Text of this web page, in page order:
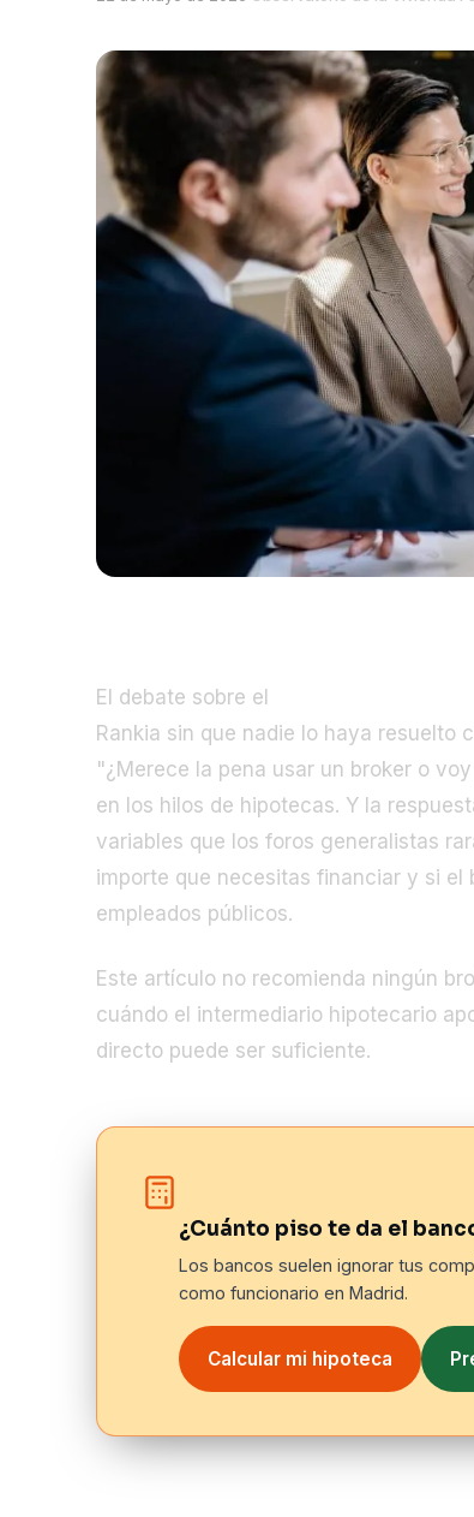
El debate sobre el
Rankia sin que nadie lo haya resuelto
"¿Merece la pena usar un broker o
en los hilos de hipotecas. Y la
variables que los foros generalistas
importe que necesitas financiar y si
empleados públicos.
Este artículo no recomienda ningún
cuándo el intermediario hipotecario
directo puede ser suficiente.
¿Cuánto piso te da el
Los bancos suelen ignorar tus
como funcionario en Madrid.
Calcular mi hipoteca